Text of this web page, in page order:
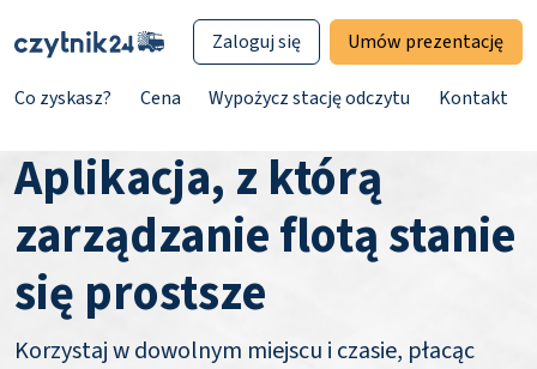
Co zyskasz? Cena Wypożycz stację odczytu Kontakt
Zaloguj się Umów prezentację
Aplikacja, z którą
zarządzanie flotą stanie
się prostsze
Korzystaj w dowolnym miejscu i czasie, płacąc